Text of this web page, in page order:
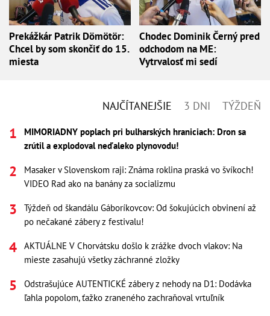
Prekážkár Patrik Dömötör:
Chcel by som skončiť do 15.
miesta
Chodec Dominik Černý pred
odchodom na ME:
Vytrvalosť mi sedí
NAJČÍTANEJŠIE 3 DNI TÝŽDEŇ
MIMORIADNY poplach pri bulharských hraniciach: Dron sa
zrútil a explodoval neďaleko plynovodu!
Masaker v Slovenskom raji: Známa roklina praská vo švíkoch!
VIDEO Rad ako na banány za socializmu
Týždeň od škandálu Gáboríkovcov: Od šokujúcich obvinení až
po nečakané zábery z festivalu!
AKTUÁLNE V Chorvátsku došlo k zrážke dvoch vlakov: Na
mieste zasahujú všetky záchranné zložky
Odstrašujúce AUTENTICKÉ zábery z nehody na D1: Dodávka
ľahla popolom, ťažko zraneného zachraňoval vrtuľník